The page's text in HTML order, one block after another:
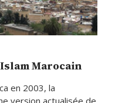
Marocain
en 2003, la